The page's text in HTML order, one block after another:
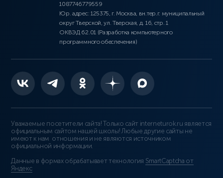
1087746779559
Юр. адрес: 125375, г. Москва, вн.тер.г. муниципальный
округ Тверской, ул. Тверская, д. 16, стр. 1
ОКВЭД 62.01 (Разработка компьютерного
программного обеспечения)
Уважаемые посетители сайта! Только сайт interneturok.ru является
официальным сайтом нашей школы! Любые другие сайты не
имеют к нам отношения и не являются источником
официальной информации.
Данные в формах обрабатывает технология SmartCaptcha от
Яндекс